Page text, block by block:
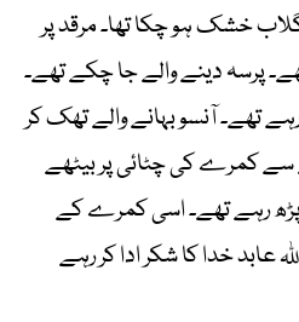
خشک ہو چکا تھا۔ مرقد پر
پرسہ دینے والے جا چکے تھے۔
تھے۔ آنسو بہانے والے تھک کر
کمرے کی چٹائی پر بیٹھے
پڑھ رہے تھے۔ اسی کمرے کے
عابد خدا کا شکر ادا کر رہے